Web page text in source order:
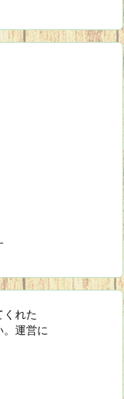
くれた
運営に